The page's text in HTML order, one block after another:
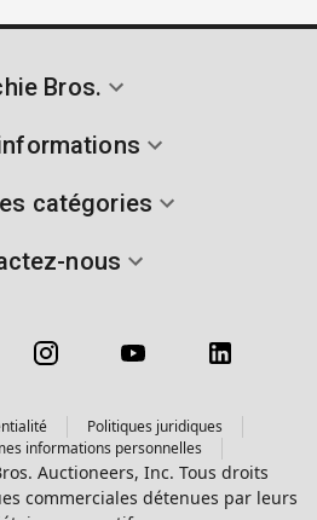
Bros.
catégories
nous
Politiques juridiques
informations personnelles
Auctioneers, Inc. Tous droits
commerciales détenues par leurs